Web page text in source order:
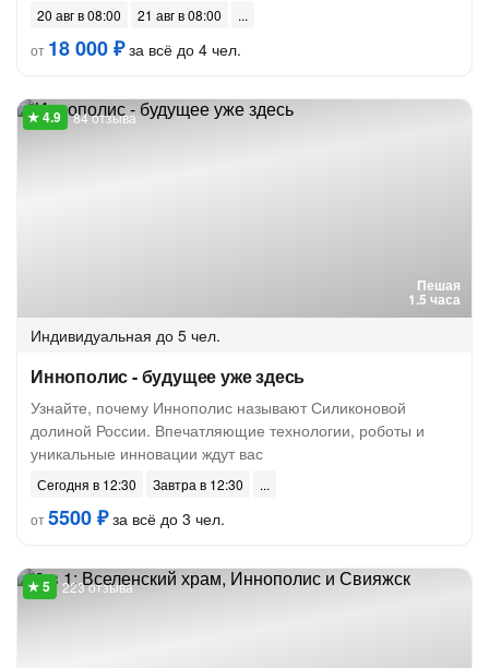
20 авг в 08:00
21 авг в 08:00
от 18 000 ₽за всё до 4 чел.
Пешая
1.5 часа
84 отзыва
Индивидуальная до 5 чел.
Иннополис - будущее уже здесь
Узнайте, почему Иннополис называют Силиконовой
долиной России. Впечатляющие технологии, роботы и
уникальные инновации ждут вас
Сегодня в 12:30
Завтра в 12:30
от5500 ₽за всё до 3 чел.
223 отзыва